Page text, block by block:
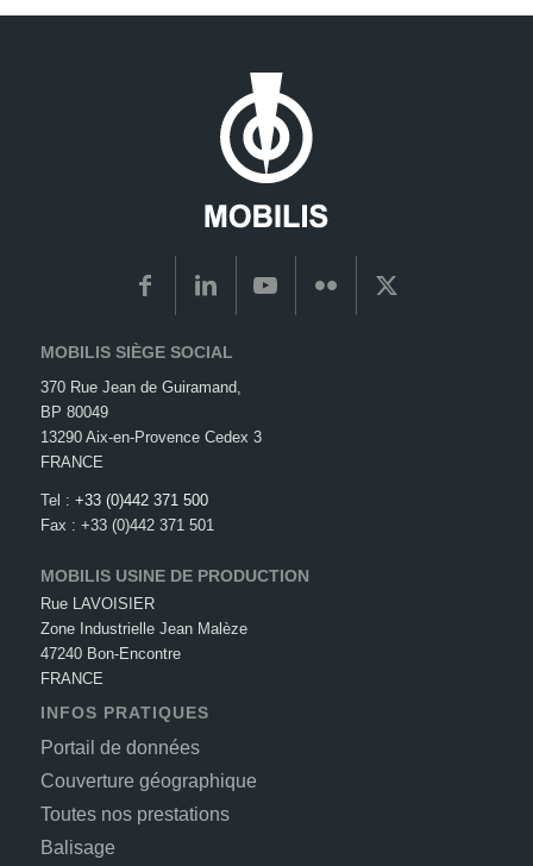
MOBILIS SIÈGE SOCIAL
370 Rue Jean de Guiramand,
BP 80049
13290 Aix-en-Provence Cedex 3
FRANCE
Tel : +33 (0)442 371 500
Fax : +33 (0)442 371 501
MOBILIS USINE DE PRODUCTION
Rue LAVOISIER
Zone Industrielle Jean Malèze
47240 Bon-Encontre
FRANCE
INFOS PRATIQUES
Portail de données
Couverture géographique
Toutes nos prestations
Balisage